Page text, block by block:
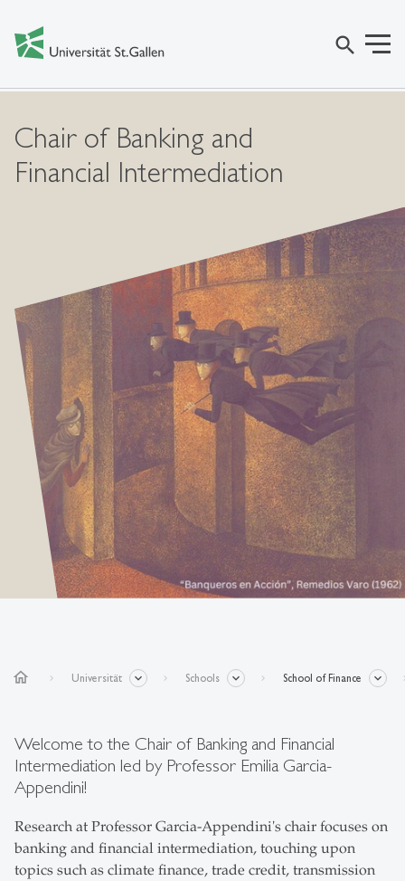
search
Chair of Banking and
Financial Intermediation
home Universität Schools School of Finance
Welcome to the Chair of Banking and Financial
Intermediation led by Professor Emilia Garcia-
Appendini!
Research at Professor Garcia-Appendini's chair focuses on
banking and financial intermediation, touching upon
topics such as climate finance, trade credit, transmission